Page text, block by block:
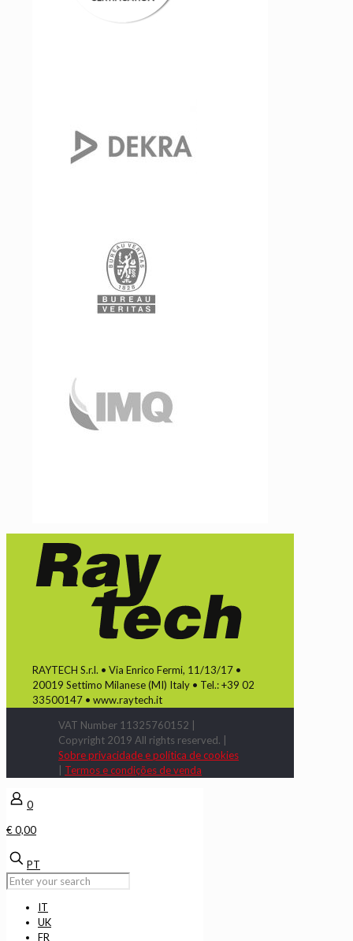
RAYTECH S.r.l. • Via Enrico Fermi, 11/13/17 •
20019 Settimo Milanese (MI) Italy • Tel.: +39 02
33500147 • www.raytech.it
VAT Number 11325760152 |
Copyright 2019 All rights reserved. |
Sobre privacidade e política de cookies
Termos e condições de venda
0
€ 0,00
PT
IT
UK
FR